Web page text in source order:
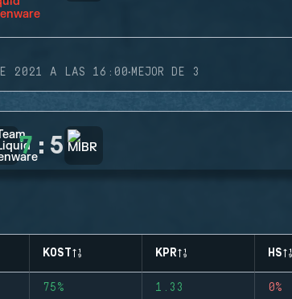
2021 A LAS 16:00·MEJOR DE 3
7 : 5
KOST KPR HS
75% 1.33 0%